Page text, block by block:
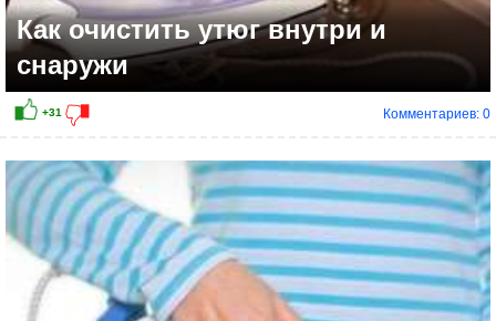
Как очистить утюг внутри и
снаружи
Комментариев: 0